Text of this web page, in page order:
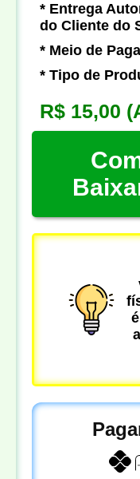
* Entrega
do Cliente do
* Meio de
* Tipo de
R$ 15,00